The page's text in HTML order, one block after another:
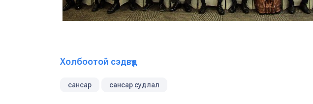
Холбоотой сэдвүүд
сансар сансар судлал